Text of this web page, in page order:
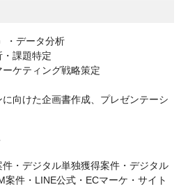
・データ分析
課題特定
ケティング戦略策定
向けた企画書作成、プレゼンテーシ
・デジタル単独獲得案件・デジタル
案件・LINE公式・ECマーケ・サイト